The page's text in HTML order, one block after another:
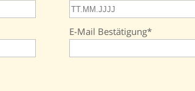
E-Mail Bestätigung